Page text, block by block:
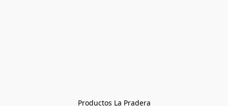
Productos La Pradera